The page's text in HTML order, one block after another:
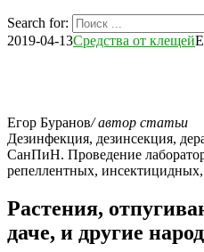
Search for:
2019-04-13Средства от клещей
Егор Буранов/ автор статьи
Дезинфекция, дезинсекция,
СанПиН. Проведение
репеллентных,
Растения,
даче, и другие